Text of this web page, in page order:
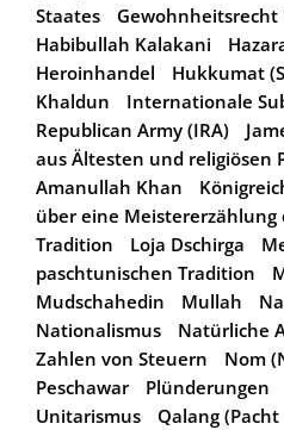
Staates
Gewohnheitsrecht
Habibullah Kalakani
Heroinhandel
Hukkumat
Khaldun
Internationale
Republican Army (IRA)
aus Ältesten und religiösen
Amanullah Khan
über eine Meistererzählung
Tradition
Loja Dschirga
paschtunischen Tradition
Mudschahedin
Mullah
Nationalismus
Natürliche
Zahlen von Steuern
Nom
Peschawar
Plünderungen
Unitarismus
Qalang